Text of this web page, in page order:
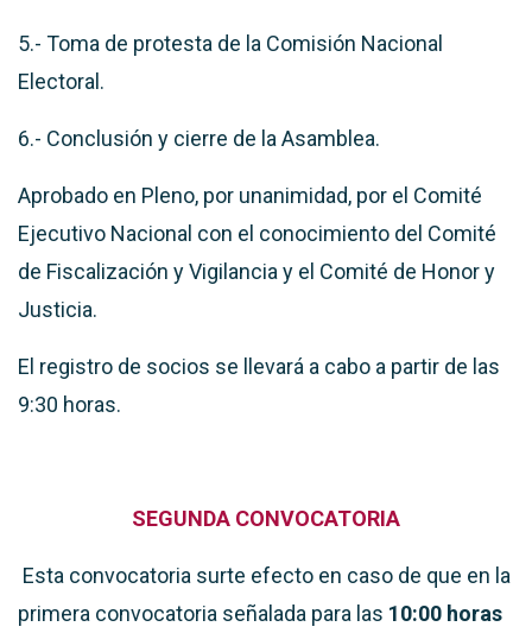
5.- Toma de protesta de la Comisión Nacional
Electoral.
6.- Conclusión y cierre de la Asamblea.
Aprobado en Pleno, por unanimidad, por el Comité
Ejecutivo Nacional con el conocimiento del Comité
de Fiscalización y Vigilancia y el Comité de Honor y
Justicia.
El registro de socios se llevará a cabo a partir de las
9:30 horas.
SEGUNDA CONVOCATORIA
Esta convocatoria surte efecto en caso de que en la
primera convocatoria señalada para las 10:00 horas